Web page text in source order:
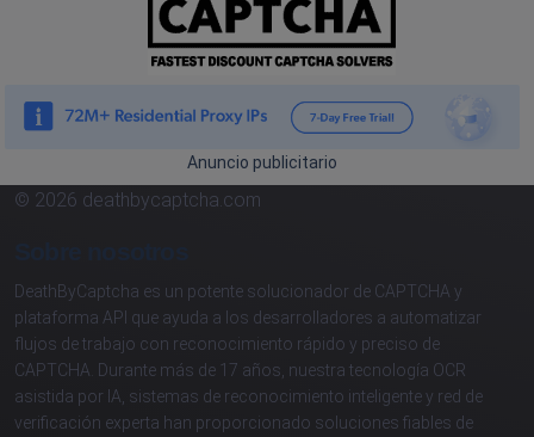
Anuncio publicitario
© 2026 deathbycaptcha.com
DeathByCaptcha es un potente solucionador de CAPTCHA y
plataforma API que ayuda a los desarrolladores a automatizar
flujos de trabajo con reconocimiento rápido y preciso de
CAPTCHA. Durante más de 17 años, nuestra tecnología OCR
asistida por IA, sistemas de reconocimiento inteligente y red de
verificación experta han proporcionado soluciones fiables de